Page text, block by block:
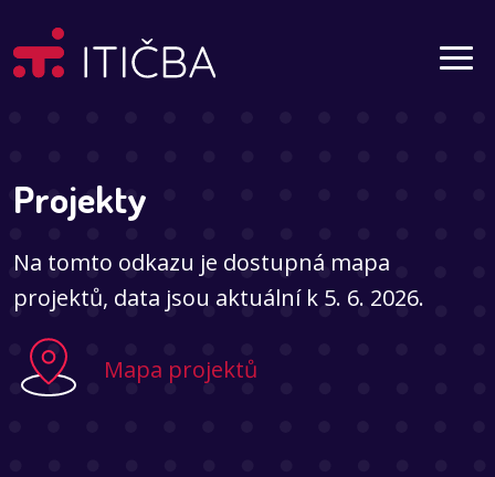
Aktuality
Projekty
Na tomto odkazu je dostupná mapa
projektů, data jsou aktuální k 5. 6. 2026.
Mapa projektů